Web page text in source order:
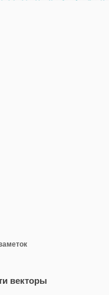
векторы